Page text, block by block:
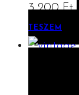
3 200Ft
TESZEM